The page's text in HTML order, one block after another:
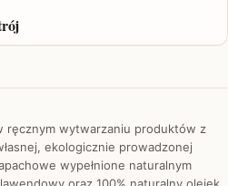
ręcznym wytwarzaniu produktów z
ekologicznie prowadzonej
wypełnione naturalnym